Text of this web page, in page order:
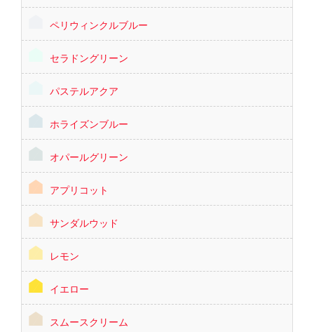
ペリウィンクルブルー
セラドングリーン
パステルアクア
ホライズンブルー
オパールグリーン
アプリコット
サンダルウッド
レモン
イエロー
スムースクリーム